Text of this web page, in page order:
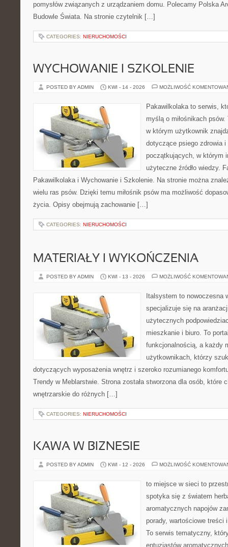
pomysłów związanych z urządzaniem domu. Polecamy Polska
Budowle Świata. Na stronie czytelnik […]
CATEGORIES: NIERUCHOMOŚCI
WYCHOWANIE I SZKOLENIE
POSTED BY ADMIN KWI - 14 - 2026 MOŻLIWOŚĆ
Pakawilkolaka to serwis,
myślą o miłośnikach
w którym użytkownik
dotyczące psiego zdrowia
początkujących, w którym
użyteczne źródło wiedzy.
Pakawilkolaka i Wychowanie i Szkolenie. Na stronie można
wielu ras psów. Dzięki temu miłośnik psów ma możliwość
życia. Opisy obejmują zachowanie […]
CATEGORIES: NIERUCHOMOŚCI
MATERIAŁY I WYKOŃCZENIA
POSTED BY ADMIN KWI - 13 - 2026 MOŻLIWOŚĆ
Italsystem to nowoczesna
specjalizuje się na
użytecznych
mieszkanie i biuro. To
funkcjonalnością, a każdy
użytkownikach, którzy
dotyczących wyposażenia wnętrz i szeroko rozumianego
Trendy w Meblarstwie. Strona została stworzona dla osób, które
wnętrzarskie do różnych […]
CATEGORIES: NIERUCHOMOŚCI
KAWA W BIZNESIE
POSTED BY ADMIN KWI - 12 - 2026 MOŻLIWOŚĆ
to miejsce w sieci to
spotyka się z światem
aromatycznych napojów
porady, wartościowe treści
To serwis tematyczny,
entuzjastów